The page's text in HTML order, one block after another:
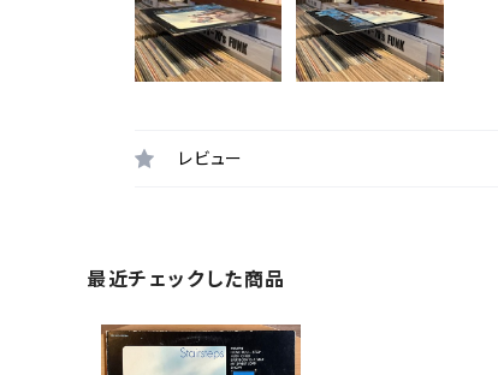
レビュー
最近チェックした商品